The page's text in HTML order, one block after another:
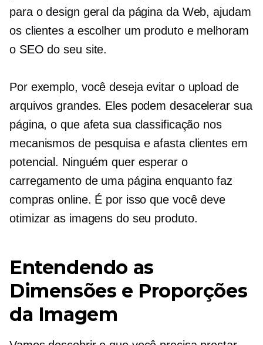
para o design geral da página da Web, ajudam
os clientes a escolher um produto e melhoram
o SEO do seu site.
Por exemplo, você deseja evitar o upload de
arquivos grandes. Eles podem desacelerar sua
página, o que afeta sua classificação nos
mecanismos de pesquisa e afasta clientes em
potencial. Ninguém quer esperar o
carregamento de uma página enquanto faz
compras online. É por isso que você deve
otimizar as imagens do seu produto.
Entendendo as
Dimensões e Proporções
da Imagem